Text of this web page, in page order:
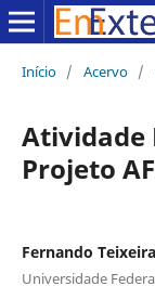
Início / Acervo /
Atividade
Projeto
Fernando
Universidade